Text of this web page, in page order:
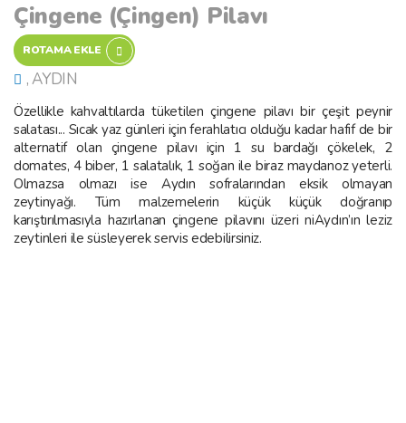
Çingene (Çingen) Pilavı
ROTAMA EKLE
, AYDIN
Özellikle kahvaltılarda tüketilen çingene pilavı bir çeşit peynir
salatası... Sıcak yaz günleri için ferahlatıcı olduğu kadar hafif de bir
alternatif olan çingene pilavı için 1 su bardağı çökelek, 2
domates, 4 biber, 1 salatalık, 1 soğan ile biraz maydanoz yeterli.
Olmazsa olmazı ise Aydın sofralarından eksik olmayan
zeytinyağı. Tüm malzemelerin küçük küçük doğranıp
karıştırılmasıyla hazırlanan çingene pilavını üzeri niAydın’ın leziz
zeytinleri ile süsleyerek servis edebilirsiniz.